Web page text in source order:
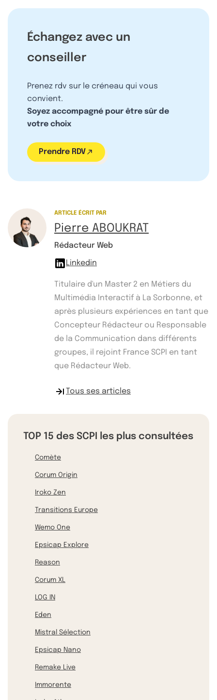
Échangez avec un
conseiller
Prenez rdv sur le créneau qui vous
convient.
Soyez accompagné pour être sûr de
votre choix
Prendre RDV
ARTICLE ÉCRIT PAR
Pierre ABOUKRAT
Rédacteur Web
Linkedin
Titulaire d'un Master 2 en Métiers du
Multimédia Interactif à La Sorbonne, et
après plusieurs expériences en tant que
Concepteur Rédacteur ou Responsable
de la Communication dans différents
groupes, il rejoint France SCPI en tant
que Rédacteur Web.
Tous ses articles
TOP 15 des SCPI les plus consultées
Comète
Corum Origin
Iroko Zen
Transitions Europe
Wemo One
Epsicap Explore
Reason
Corum XL
LOG IN
Eden
Mistral Sélection
Epsicap Nano
Remake Live
Immorente